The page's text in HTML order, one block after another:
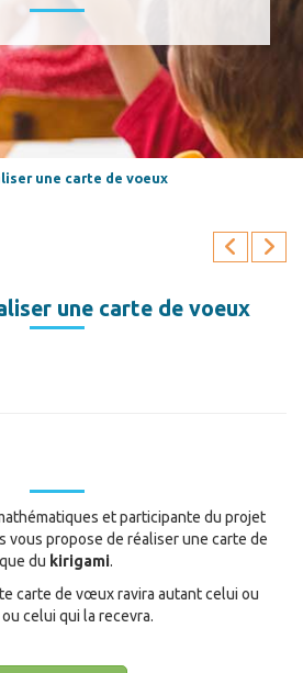
une carte de voeux
une carte de voeux
et participante du projet
vous propose de réaliser une carte de
du kirigami.
carte de vœux ravira autant celui ou
celui qui la recevra.